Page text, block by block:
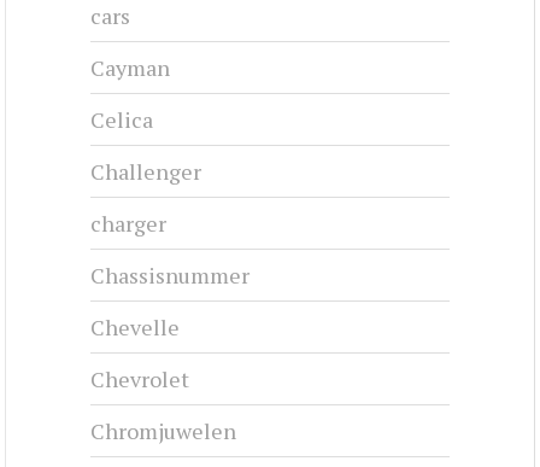
cars
Cayman
Celica
Challenger
charger
Chassisnummer
Chevelle
Chevrolet
Chromjuwelen